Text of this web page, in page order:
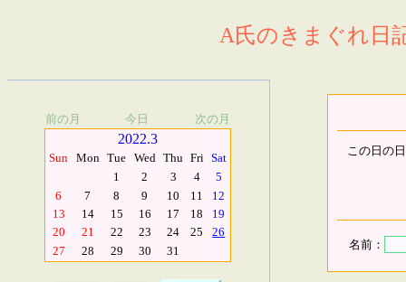
A氏のきまぐれ日
前の月 今日 次の月
2022.3
Sun Mon Tue Wed Thu Fri Sat
1
2 3 4
5
6
7 8 9 10 11
12
13
14 15 16 17 18
19
20
21 22 23 24 25
26
27
28 29 30 31
この日の
名前：